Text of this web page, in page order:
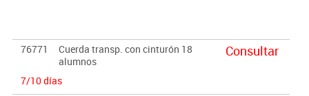
76771
Cuerda transp. con cinturón 18
alumnos
7/10 días
Consultar